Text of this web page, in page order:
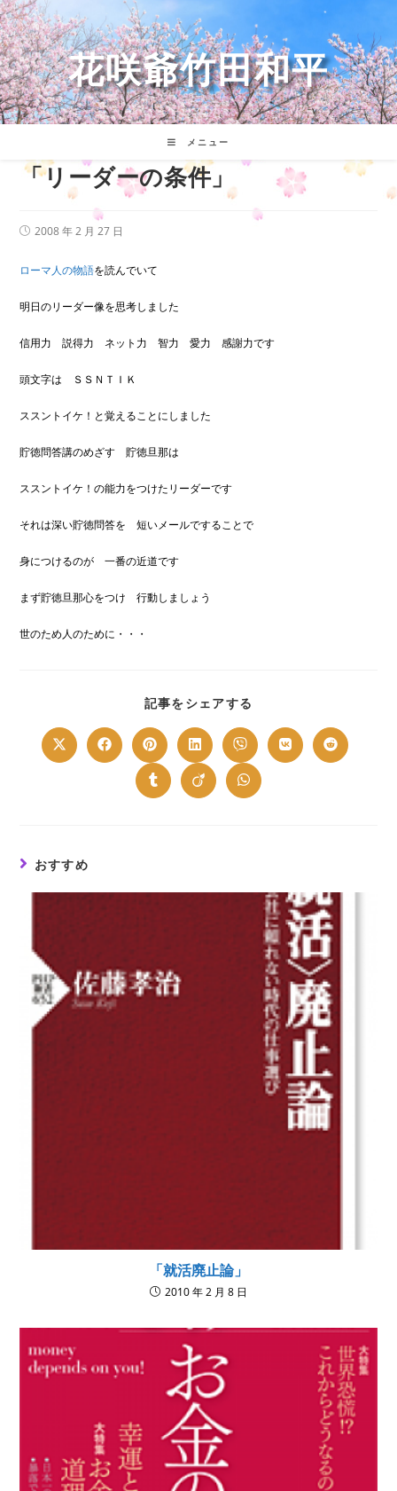
コ
ン
テ
ン
ツ
へ
ス
花咲爺竹田和平
メニュー
「リーダーの条件」
投
開
2008 年 2 月 27 日
ローマ人の物語を読んでいて
明日のリーダー像を思考しました
信用力 説得力 ネット力 智力 愛力 感謝力です
頭文字は ＳＳＮＴＩＫ
ススントイケ！と覚えることにしました
貯徳問答講のめざす 貯徳旦那は
ススントイケ！の能力をつけたリーダーです
それは深い貯徳問答を 短いメールですることで
身につけるのが 一番の近道です
まず貯徳旦那心をつけ 行動しましょう
世のため人のために・・・
記事をシェアする
CONTENT
Opens
in
Opens
in
window
Opens
in
a
new
window
Opens
in
a
new
window
Opens
in
a
new
window
Opens
in
Opens
in
Opens
in
Opens
in
Opens
in
おすすめ
「就活廃止論」
2010 年 2 月 8 日